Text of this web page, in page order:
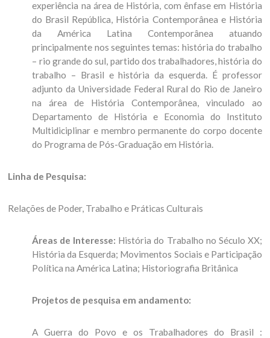
experiência na área de História, com ênfase em História
do Brasil República, História Contemporânea e História
da América Latina Contemporânea atuando
principalmente nos seguintes temas: história do trabalho
– rio grande do sul, partido dos trabalhadores, história do
trabalho – Brasil e história da esquerda. É professor
adjunto da Universidade Federal Rural do Rio de Janeiro
na área de História Contemporânea, vinculado ao
Departamento de História e Economia do Instituto
Multidiciplinar e membro permanente do corpo docente
do Programa de Pós-Graduação em História.
Linha de Pesquisa:
Relações de Poder, Trabalho e Práticas Culturais
Áreas de Interesse: História do Trabalho no Século XX;
História da Esquerda; Movimentos Sociais e Participação
Política na América Latina; Historiografia Britânica
Projetos de pesquisa em andamento:
A Guerra do Povo e os Trabalhadores do Brasil :